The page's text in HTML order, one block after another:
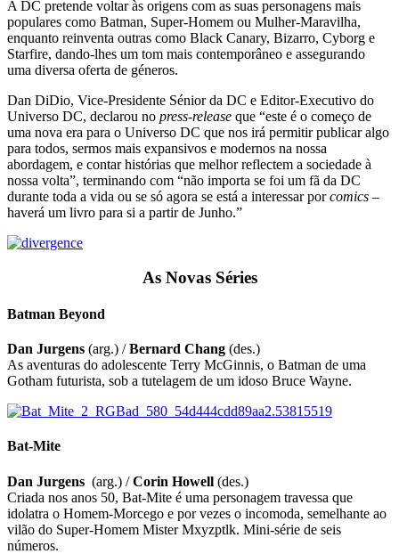
A DC pretende voltar às origens com as suas personagens mais
populares como Batman, Super-Homem ou Mulher-Maravilha,
enquanto reinventa outras como Black Canary, Bizarro, Cyborg e
Starfire, dando-lhes um tom mais contemporâneo e assegurando
uma diversa oferta de géneros.
Dan DiDio, Vice-Presidente Sénior da DC e Editor-Executivo do
Universo DC, declarou no press-release que “este é o começo de
uma nova era para o Universo DC que nos irá permitir publicar algo
para todos, sermos mais expansivos e modernos na nossa
abordagem, e contar histórias que melhor reflectem a sociedade à
nossa volta”, terminando com “não importa se foi um fã da DC
durante toda a vida ou se só agora se está a interessar porcomics –
haverá um livro para si a partir de Junho.”
As Novas Séries
Batman Beyond
Dan Jurgens (arg.) /Bernard Chang (des.)
As aventuras do adolescente Terry McGinnis, o Batman de uma
Gotham futurista, sob a tutelagem de um idoso Bruce Wayne.
Bat-Mite
Dan Jurgens (arg.) /Corin Howell (des.)
Criada nos anos 50, Bat-Mite é uma personagem travessa que
idolatra o Homem-Morcego e por vezes o incomoda, semelhante ao
vilão do Super-Homem Mister Mxyzptlk. Mini-série de seis
números.